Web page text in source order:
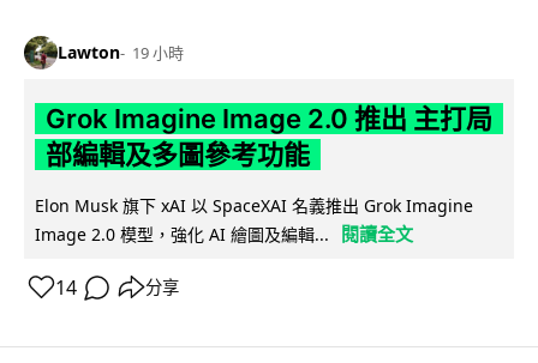
Lawton 19 小時
Grok Imagine Image 2.0 推出 主打局
部編輯及多圖參考功能
Elon Musk 旗下 xAI 以 SpaceXAI 名義推出 Grok Imagine
Image 2.0 模型，強化 AI 繪圖及編輯...
閱讀全文
14 分享